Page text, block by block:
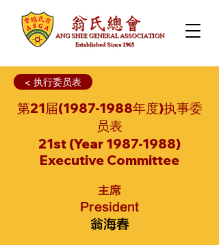
< 执行委员表
第21届(1987-1988年度)执事委
员表
21st (Year 1987-1988)
Executive Committee
主席
President
翁海春